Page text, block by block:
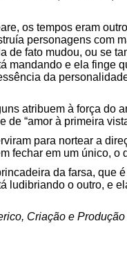
os tempos eram
personagens com
de fato mudou, ou se
mandando e ela finge
da
atribuem à força do
de “amor à primeira
para nortear a
fechar em um único,
da farsa, que
ludibriando o outro, e
Criação e Produção